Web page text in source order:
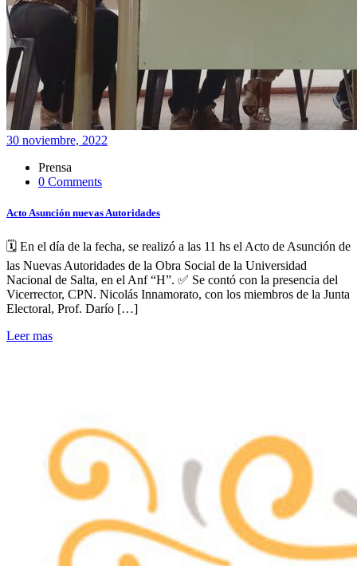
30 noviembre, 2022
Prensa
0 Comments
Acto Asunción nuevas Autoridades
🗓️ En el día de la fecha, se realizó a las 11 hs el Acto de Asunción de
las Nuevas Autoridades de la Obra Social de la Universidad
Nacional de Salta, en el Anf “H”. ✅ Se contó con la presencia del
Vicerrector, CPN. Nicolás Innamorato, con los miembros de la Junta
Electoral, Prof. Darío […]
Leer mas